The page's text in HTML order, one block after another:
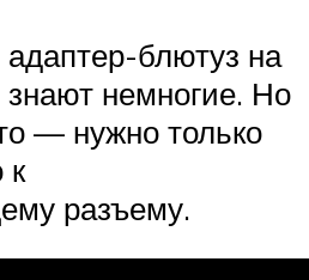
адаптер-блютуз на
знают немногие. Но
— нужно только
к
разъему.